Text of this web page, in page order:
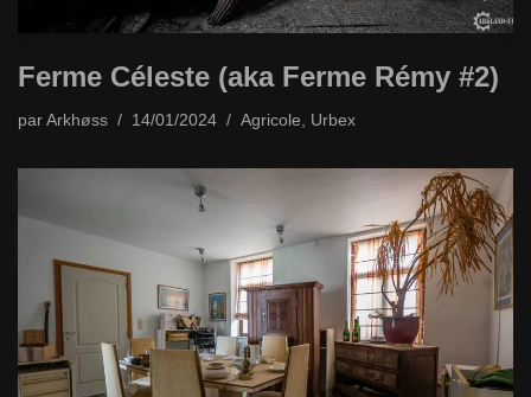
Ferme Céleste (aka Ferme Rémy #2)
par Arkhøss 14/01/2024 Agricole Urbex